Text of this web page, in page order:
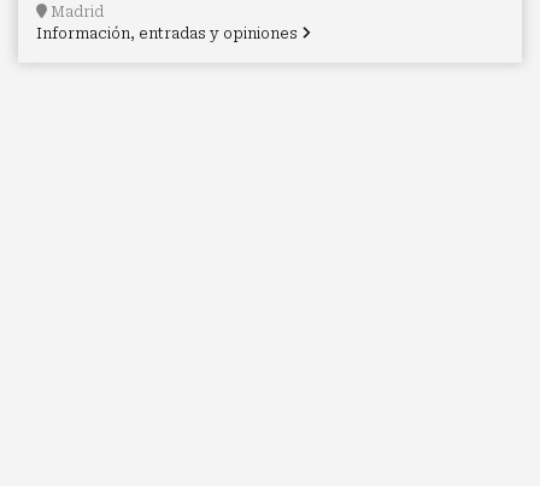
Madrid
Información, entradas y opiniones